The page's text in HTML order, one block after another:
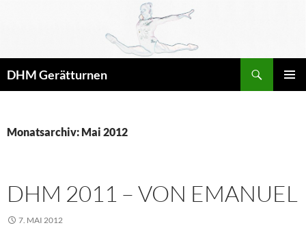
DHM Gerätturnen
Monatsarchiv: Mai 2012
DHM 2011 – VON EMANUEL
7. MAI 2012